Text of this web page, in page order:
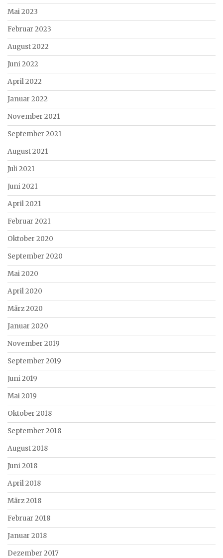
Mai 2023
Februar 2023
August 2022
Juni 2022
April 2022
Januar 2022
November 2021
September 2021
August 2021
Juli 2021
Juni 2021
April 2021
Februar 2021
Oktober 2020
September 2020
Mai 2020
April 2020
März 2020
Januar 2020
November 2019
September 2019
Juni 2019
Mai 2019
Oktober 2018
September 2018
August 2018
Juni 2018
April 2018
März 2018
Februar 2018
Januar 2018
Dezember 2017